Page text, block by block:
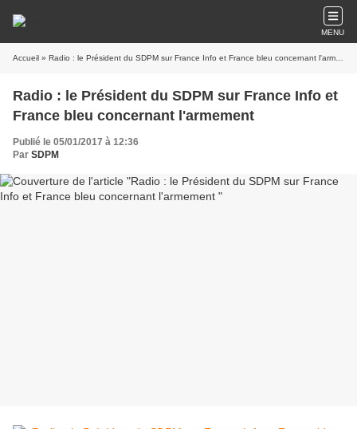
MENU
Accueil » Radio : le Président du SDPM sur France Info et France bleu concernant l'armement
Radio : le Président du SDPM sur France Info et
France bleu concernant l'armement
Publié le 05/01/2017 à 12:36
Par SDPM